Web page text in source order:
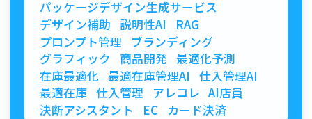
パッケージデザイン生成サービス
デザイン補助 説明性AI
RAG
プロンプト管理
ブランディング
グラフィック
商品開発
最適化予測
在庫最適化 最適在庫管理AI
仕入管理AI
最適在庫 仕入管理 アレコレ AI店員
決断アシスタント
EC カード決済